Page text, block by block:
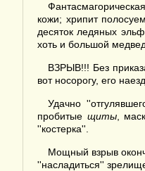
кожи; хрипит
десяток ледяных
хоть и большой
ВЗРЫВ!!! Без
вот носорогу, его
Удачно
пробитые щиты,
''костерка''.
Мощный взрыв
''насладиться''